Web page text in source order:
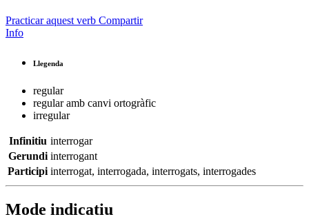
Practicar aquest verb Compartir
Info
Llegenda
regular
regular amb canvi ortogràfic
irregular
Infinitiu interrogar
Gerundi interrogant
Participi interrogat, interrogada, interrogats, interrogades
Mode indicatiu